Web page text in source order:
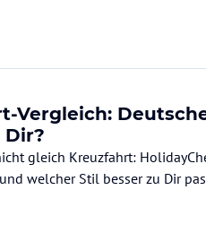
Vergleich:
Dir?
gleich Kreuzfahrt:
welcher Stil besser zu Dir